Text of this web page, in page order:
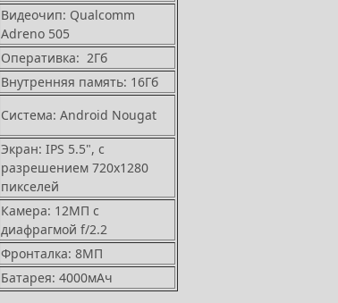
Видеочип: Qualcomm
Adreno 505
Оперативка: 2Гб
Внутренняя память: 16Гб
Система: Android Nougat
Экран: IPS 5.5", с
разрешением 720х1280
пикселей
Камера: 12МП с
диафрагмой f/2.2
Фронталка: 8МП
Батарея: 4000мАч